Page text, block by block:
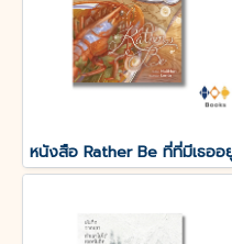
หนังสือ Rather Be ที่ที่มีเธออ